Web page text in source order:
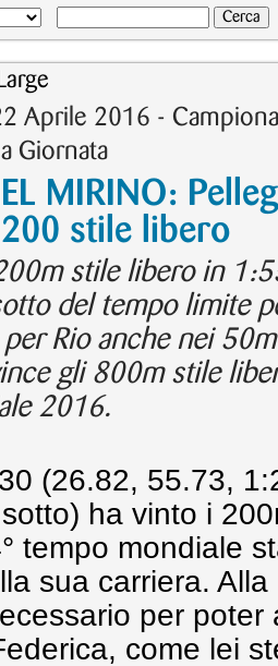
Aprile 2016 -
Giornata
MIRINO:
stile libero
stile libero in
del tempo limite
Rio anche nei
gli 800m stile
2016.
(26.82, 55.73,
ha vinto i
tempo mondiale
sua carriera.
per
come lei